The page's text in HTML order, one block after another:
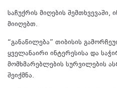
საჩუქრის მიღების შემთხვევაში,
მიიღებთ.
“განაწილება” თიბისის
ყველანაირი ინტერესისა და
მომხმარებლების სურვილების
შეიქმნა.